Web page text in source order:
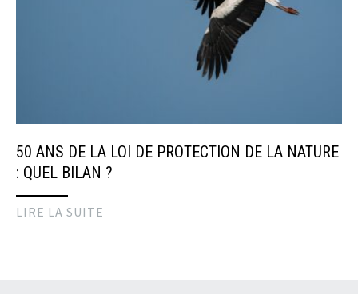
50 ANS DE LA LOI DE PROTECTION DE LA NATURE
: QUEL BILAN ?
LIRE LA SUITE